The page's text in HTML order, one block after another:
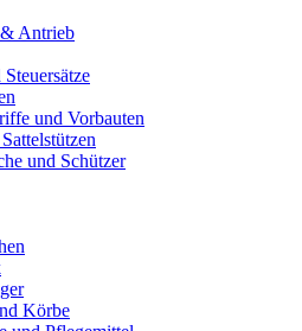
Antrieb
und Vorbauten
und Schützer
Körbe